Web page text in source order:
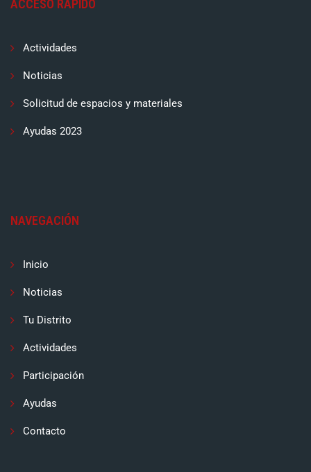
ACCESO RÁPIDO
Actividades
Noticias
Solicitud de espacios y materiales
Ayudas 2023
NAVEGACIÓN
Inicio
Noticias
Tu Distrito
Actividades
Participación
Ayudas
Contacto